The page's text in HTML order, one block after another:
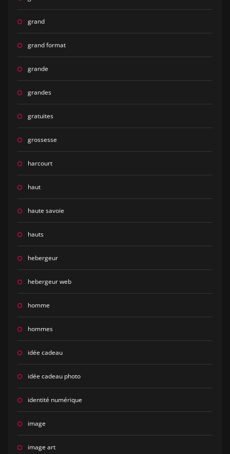
grand
grand format
grande
grandes
gratuites
grossesse
harcourt
haut
haute savoie
hauts
hebergeur
hebergeur web
homme
hommes
idée cadeau
idée cadeau photo
identité numérique
image
image art